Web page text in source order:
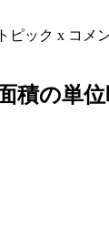
ピック x コメ
積の単